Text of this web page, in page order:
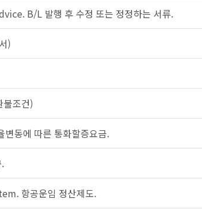
B/L 발행 후 수정 또는 정정하는 서류.
)
조건)
동에 따른 통화할증요금.
항공운임 정산제도.